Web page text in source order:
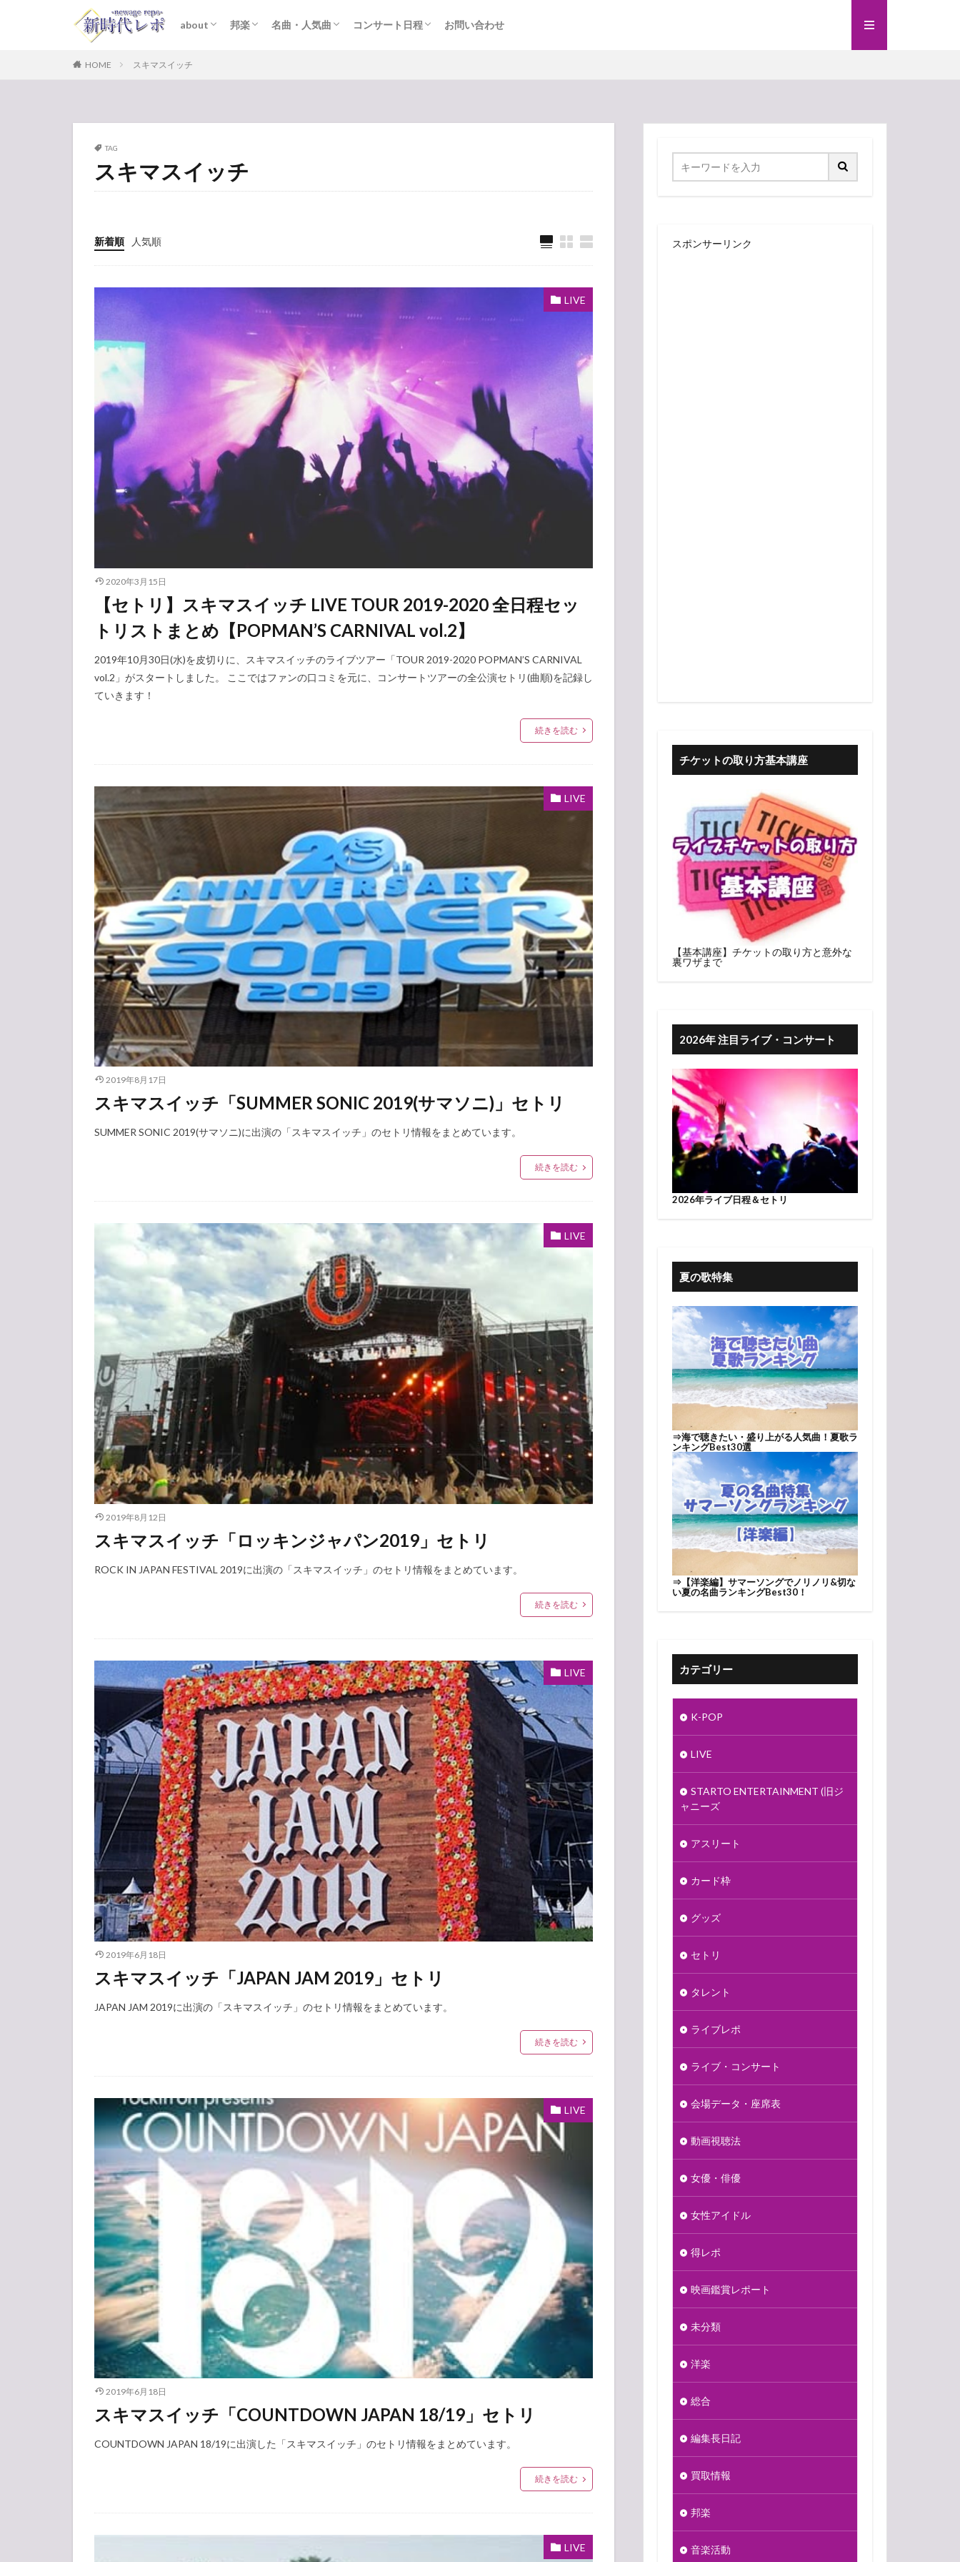
about 邦楽 名曲・人気曲 コンサート日程 お問い合わせ
HOME スキマスイッチ
TAG
スキマスイッチ
新着順 人気順
LIVE
2020年3月15日
【セトリ】スキマスイッチ LIVE TOUR 2019-2020 全日程セッ
トリストまとめ【POPMAN’S CARNIVAL vol.2】
2019年10月30日(水)を皮切りに、スキマスイッチのライブツアー「TOUR 2019-2020 POPMAN’S CARNIVAL
vol.2」がスタートしました。 ここではファンの口コミを元に、コンサートツアーの全公演セトリ(曲順)を記録し
ていきます！
続きを読む
LIVE
2019年8月17日
スキマスイッチ「SUMMER SONIC 2019(サマソニ)」セトリ
SUMMER SONIC 2019(サマソニ)に出演の「スキマスイッチ」のセトリ情報をまとめています。
続きを読む
LIVE
2019年8月12日
スキマスイッチ「ロッキンジャパン2019」セトリ
ROCK IN JAPAN FESTIVAL 2019に出演の「スキマスイッチ」のセトリ情報をまとめています。
続きを読む
LIVE
2019年6月18日
スキマスイッチ「JAPAN JAM 2019」セトリ
JAPAN JAM 2019に出演の「スキマスイッチ」のセトリ情報をまとめています。
続きを読む
LIVE
2019年6月18日
スキマスイッチ「COUNTDOWN JAPAN 18/19」セトリ
COUNTDOWN JAPAN 18/19に出演した「スキマスイッチ」のセトリ情報をまとめています。
続きを読む
LIVE
スポンサーリンク
チケットの取り方基本講座
【基本講座】チケットの取り方と意外な
裏ワザまで
2026年 注目ライブ・コンサート
2026年ライブ日程＆セトリ
夏の歌特集
⇒海で聴きたい・盛り上がる人気曲！夏歌ラ
ンキングBest30選
⇒ 【洋楽編】サマーソングでノリノリ&切な
い夏の名曲ランキングBest30！
カテゴリー
K-POP
LIVE
STARTO ENTERTAINMENT (旧ジ
ャニーズ
アスリート
カード枠
グッズ
セトリ
タレント
ライブレポ
ライブ・コンサート
会場データ・座席表
動画視聴法
女優・俳優
女性アイドル
得レポ
映画鑑賞レポート
未分類
洋楽
総合
編集長日記
買取情報
邦楽
音楽活動